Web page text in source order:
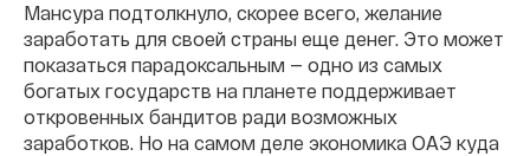
Мансура подтолкнуло, скорее всего, желание
заработать для своей страны еще денег. Это может
показаться парадоксальным — одно из самых
богатых государств на планете поддерживает
откровенных бандитов ради возможных
заработков. Но на самом деле экономика ОАЭ куда